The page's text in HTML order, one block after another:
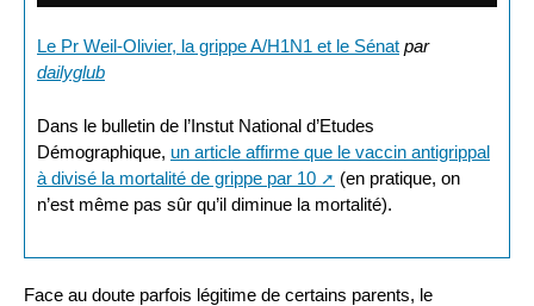
Le Pr Weil-Olivier, la grippe A/H1N1 et le Sénat par
dailyglub
Dans le bulletin de l’Instut National d’Etudes
Démographique, un article affirme que le vaccin antigrippal
à divisé la mortalité de grippe par 10
(en pratique, on
n’est même pas sûr qu’il diminue la mortalité).
Face au doute parfois légitime de certains parents, le